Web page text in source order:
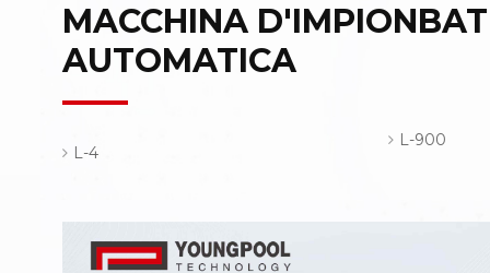
MACCHINA
AUTOMATICA
L-4
L-900